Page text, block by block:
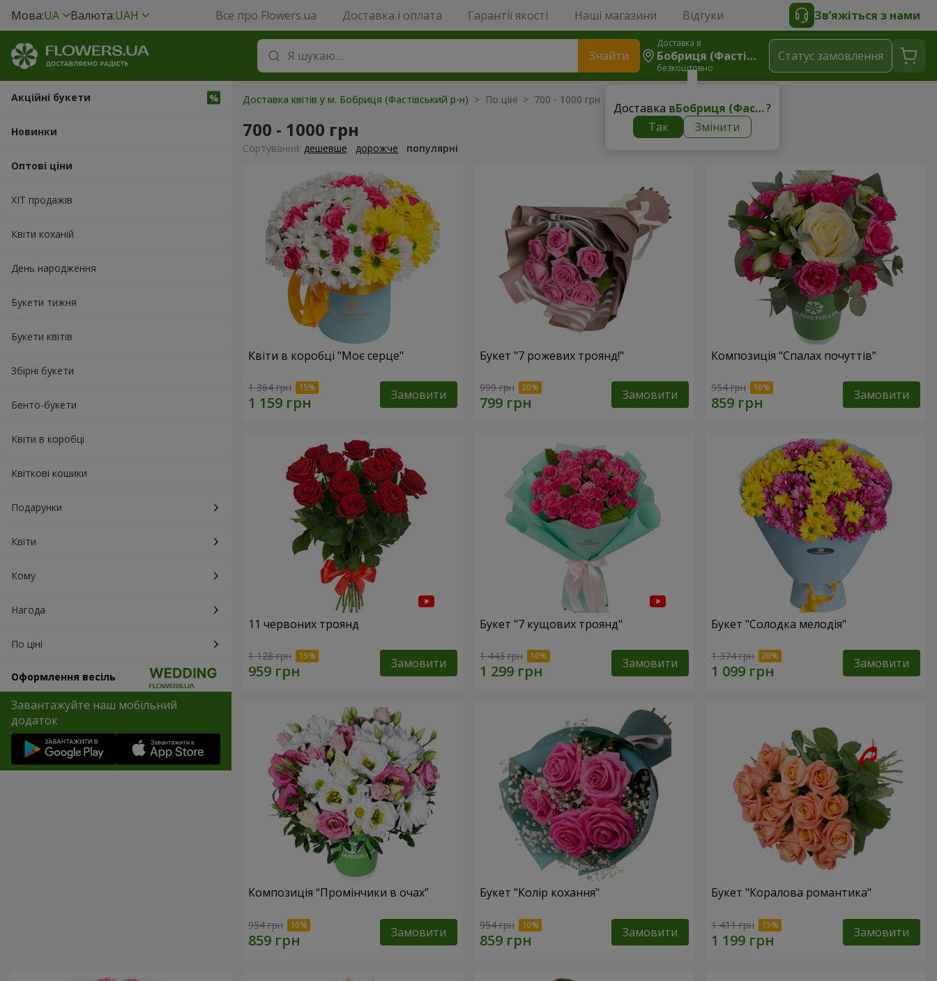
Мова:UA Валюта:UAH Все про Flowers.ua Доставка і оплата Гарантії якості Наші магазини Відгуки Зв’яжіться з нами
Знайти
Доставка в
Бобриця (Фастівський Р-Н)
безкоштовно
Доставка в Бобриця (Фастівський р-н)?
Так
Змінити
Статус замовлення
Акційні букети
Новинки
Оптові ціни
ХІТ продажів
Квіти коханій
День народження
Букети тижня
Букети квітів
Збірні букети
Бенто-букети
Квіти в коробці
Квіткові кошики
Подарунки
Квіти
Кому
Нагода
По ціні
Оформлення весіль
Завантажуйте наш мобільний
додаток
Доставка квітів у м. Бобриця (Фастівський р-н) > По ціні > 700 - 1000 грн
700 - 1000 грн
Сортування: дешевше дорожче популярні
Квіти в коробці "Моє серце"
1 364 грн Замовити
Букет "7 рожевих троянд!"
999 грн Замовити
Композиція “Спалах почуттів”
954 грн Замовити
11 червоних троянд
1 128 грн Замовити
Букет "7 кущових троянд"
1 443 грн Замовити
Букет "Солодка мелодія"
1 374 грн Замовити
Композиція “Промінчики в очах”
954 грн Замовити
Букет "Колір кохання"
954 грн Замовити
Букет "Коралова романтика"
1 411 грн Замовити